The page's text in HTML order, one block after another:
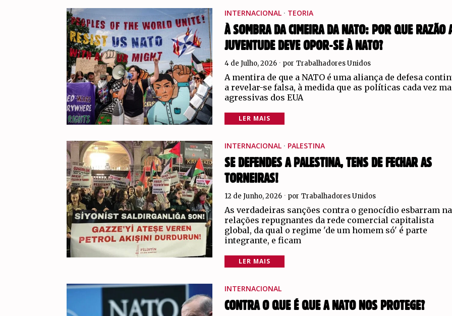
INTERNACIONAL · TEORIA
À SOMBRA DA CIMEIRA DA NATO: POR QUE RAZÃO
JUVENTUDE DEVE OPOR-SE À NATO?
4 de Julho, 2026 por Trabalhadores Unidos
A mentira de que a NATO é uma aliança de defesa
a revelar-se falsa, à medida que as políticas cada vez
agressivas dos EUA
LER MAIS
INTERNACIONAL · PALESTINA
SE DEFENDES A PALESTINA, TENS DE FECHAR AS
TORNEIRAS!
12 de Junho, 2026 por Trabalhadores Unidos
As verdadeiras sanções contra o genocídio esbarram
relações repugnantes da rede comercial capitalista
global, da qual o regime 'de um homem só' é parte
integrante, e ficam
LER MAIS
INTERNACIONAL
CONTRA O QUE É QUE A NATO NOS PROTEGE?